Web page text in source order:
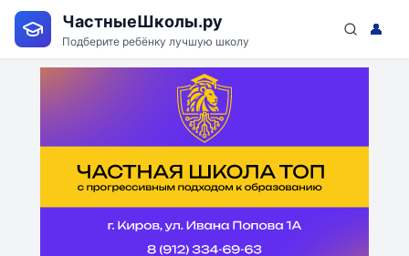
ЧастныеШколы.ру
Подберите ребёнку лучшую школу
👤